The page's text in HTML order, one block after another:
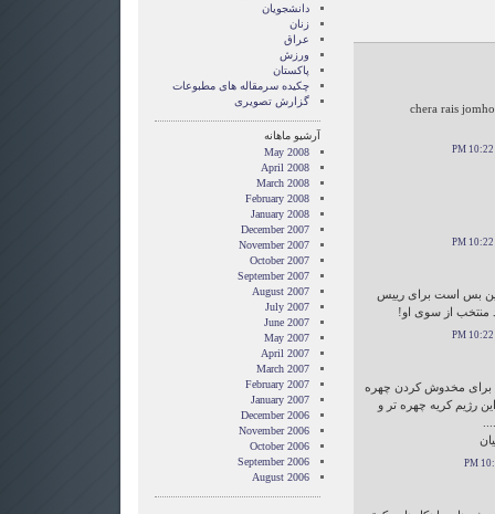
chera rais
بس است برای رییس
منتخب از سوی او!
برای مخدوش کردن چهره
رژیم کریه چهره تر و
دانشجویان
زنان
عراق
ورزش
پاکستان
چکیده سرمقاله های مطبوعات
گزارش تصويری
آرشیو ماهانه
May 2008
April 2008
March 2008
February 2008
January 2008
December 2007
November 2007
October 2007
September 2007
August 2007
July 2007
June 2007
May 2007
April 2007
March 2007
February 2007
January 2007
December 2006
November 2006
October 2006
September 2006
August 2006